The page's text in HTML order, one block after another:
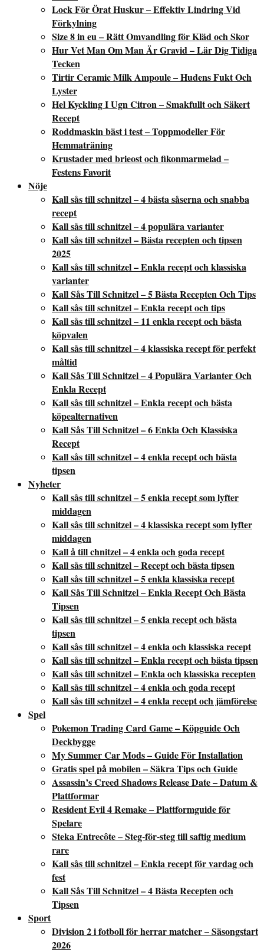
Lock För Örat Huskur – Effektiv Lindring Vid
Förkylning
Size 8 in eu – Rätt Omvandling för Kläd och Skor
Hur Vet Man Om Man Är Gravid – Lär Dig Tidiga
Tecken
Tirtir Ceramic Milk Ampoule – Hudens Fukt Och
Lyster
Hel Kyckling I Ugn Citron – Smakfullt och Säkert
Recept
Roddmaskin bäst i test – Toppmodeller För
Hemmaträning
Krustader med brieost och fikonmarmelad –
Festens Favorit
Nöje
Kall sås till schnitzel – 4 bästa såserna och snabba
recept
Kall sås till schnitzel – 4 populära varianter
Kall sås till schnitzel – Bästa recepten och tipsen
2025
Kall sås till schnitzel – Enkla recept och klassiska
varianter
Kall Sås Till Schnitzel – 5 Bästa Recepten Och Tips
Kall sås till schnitzel – Enkla recept och tips
Kall sås till schnitzel – 11 enkla recept och bästa
köpvalen
Kall sås till schnitzel – 4 klassiska recept för perfekt
måltid
Kall Sås Till Schnitzel – 4 Populära Varianter Och
Enkla Recept
Kall sås till schnitzel – Enkla recept och bästa
köpealternativen
Kall Sås Till Schnitzel – 6 Enkla Och Klassiska
Recept
Kall sås till schnitzel – 4 enkla recept och bästa
tipsen
Nyheter
Kall sås till schnitzel – 5 enkla recept som lyfter
middagen
Kall sås till schnitzel – 4 klassiska recept som lyfter
middagen
Kall å till chnitzel – 4 enkla och goda recept
Kall sås till schnitzel – Recept och bästa tipsen
Kall sås till schnitzel – 5 enkla klassiska recept
Kall Sås Till Schnitzel – Enkla Recept Och Bästa
Tipsen
Kall sås till schnitzel – 5 enkla recept och bästa
tipsen
Kall sås till schnitzel – 4 enkla och klassiska recept
Kall sås till schnitzel – Enkla recept och bästa tipsen
Kall sås till schnitzel – Enkla och klassiska recepten
Kall sås till schnitzel – 4 enkla och goda recept
Kall sås till schnitzel – 4 enkla recept och jämförelse
Spel
Pokemon Trading Card Game – Köpguide Och
Deckbygge
My Summer Car Mods – Guide För Installation
Gratis spel på mobilen – Säkra Tips och Guide
Assassin’s Creed Shadows Release Date – Datum &
Plattformar
Resident Evil 4 Remake – Plattformguide för
Spelare
Steka Entrecôte – Steg-för-steg till saftig medium
rare
Kall sås till schnitzel – Enkla recept för vardag och
fest
Kall Sås Till Schnitzel – 4 Bästa Recepten och
Tipsen
Sport
Division 2 i fotboll för herrar matcher – Säsongstart
2026